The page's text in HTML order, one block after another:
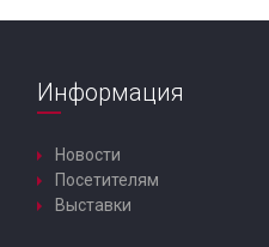
Информация
Новости
Посетителям
Выставки